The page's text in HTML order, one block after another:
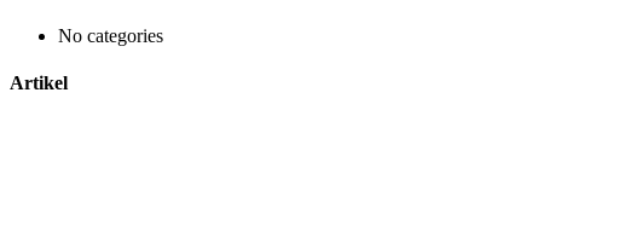
No categories
Artikel